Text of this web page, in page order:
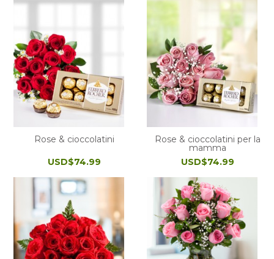
Rose & cioccolatini
USD$74.99
Rose & cioccolatini per la
mamma
USD$74.99